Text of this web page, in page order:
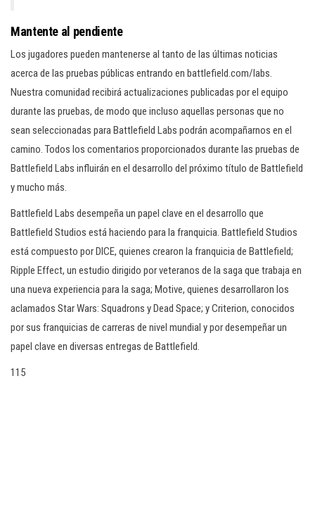
Mantente al pendiente
Los jugadores pueden mantenerse al tanto de las últimas noticias
acerca de las pruebas públicas entrando en battlefield.com/labs.
Nuestra comunidad recibirá actualizaciones publicadas por el equipo
durante las pruebas, de modo que incluso aquellas personas que no
sean seleccionadas para Battlefield Labs podrán acompañarnos en el
camino. Todos los comentarios proporcionados durante las pruebas de
Battlefield Labs influirán en el desarrollo del próximo título de Battlefield
y mucho más.
Battlefield Labs desempeña un papel clave en el desarrollo que
Battlefield Studios está haciendo para la franquicia. Battlefield Studios
está compuesto por DICE, quienes crearon la franquicia de Battlefield;
Ripple Effect, un estudio dirigido por veteranos de la saga que trabaja en
una nueva experiencia para la saga; Motive, quienes desarrollaron los
aclamados Star Wars: Squadrons y Dead Space; y Criterion, conocidos
por sus franquicias de carreras de nivel mundial y por desempeñar un
papel clave en diversas entregas de Battlefield.
115